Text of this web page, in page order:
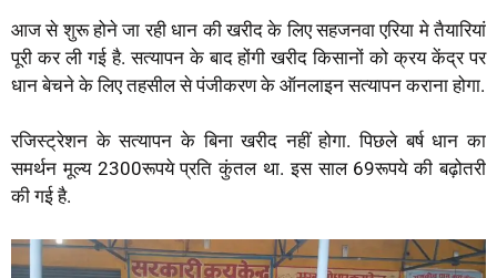
आज से शुरू होने जा रही धान की खरीद के लिए सहजनवा एरिया मे तैयारियां
पूरी कर ली गई है. सत्यापन के बाद होंगी खरीद किसानों को क्रय केंद्र पर
धान बेचने के लिए तहसील से पंजीकरण के ऑनलाइन सत्यापन कराना होगा.
रजिस्ट्रेशन के सत्यापन के बिना खरीद नहीं होगा. पिछले बर्ष धान का
समर्थन मूल्य 2300रूपये प्रति कुंतल था. इस साल 69रूपये की बढ़ोतरी
की गई है.